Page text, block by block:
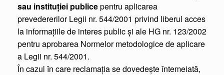
sau instituţiei publicepentru aplicarea
prevedererilor Legii nr. 544/2001 privind liberul acces
la informaţiile de interes public şi ale HG nr. 123/2002
pentru aprobarea Normelor metodologice de aplicare
a Legii nr. 544/2001.
În cazul în care reclamaţia se dovedeşte întemeiată,